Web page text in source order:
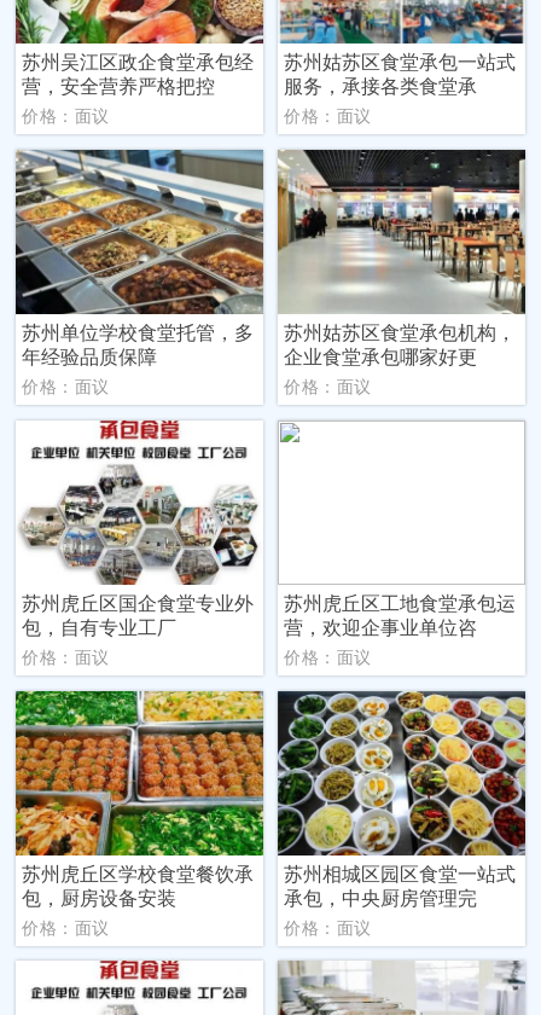
苏州吴江区政企食堂承包经
营，安全营养严格把控
价格：面议
苏州姑苏区食堂承包一站式
服务，承接各类食堂承
价格：面议
苏州单位学校食堂托管，多
年经验品质保障
价格：面议
苏州姑苏区食堂承包机构，
企业食堂承包哪家好更
价格：面议
苏州虎丘区国企食堂专业外
包，自有专业工厂
价格：面议
苏州虎丘区工地食堂承包运
营，欢迎企事业单位咨
价格：面议
苏州虎丘区学校食堂餐饮承
包，厨房设备安装
价格：面议
苏州相城区园区食堂一站式
承包，中央厨房管理完
价格：面议